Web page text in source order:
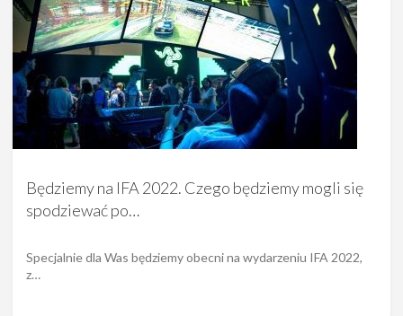
Będziemy na IFA 2022. Czego będziemy mogli się
spodziewać po…
Specjalnie dla Was będziemy obecni na wydarzeniu IFA 2022,
z…